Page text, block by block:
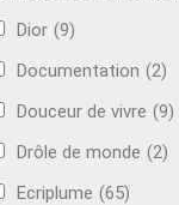
Dior (9)
Documentation (2)
Douceur de vivre (9)
Drôle de monde (2)
Ecriplume (65)